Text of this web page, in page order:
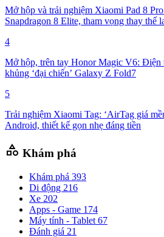
Mở hộp và trải nghiệm Xiaomi Pad 8
Snapdragon 8 Elite, tham vọng thay thế
4
Mở hộp, trên tay Honor Magic V6: Điện
khủng ‘đại chiến’ Galaxy Z Fold7
5
Trải nghiệm Xiaomi Tag: ‘AirTag giá
Android, thiết kế gọn nhẹ đáng tiền
category Khám phá
Khám phá 393
Di động 216
Xe 202
Apps - Game 174
Máy tính - Tablet 67
Đánh giá 21